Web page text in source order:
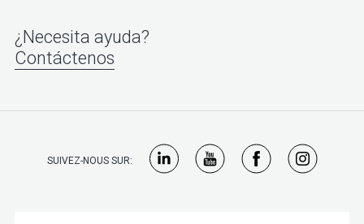
¿Necesita ayuda?
Contáctenos
SUIVEZ-NOUS SUR: